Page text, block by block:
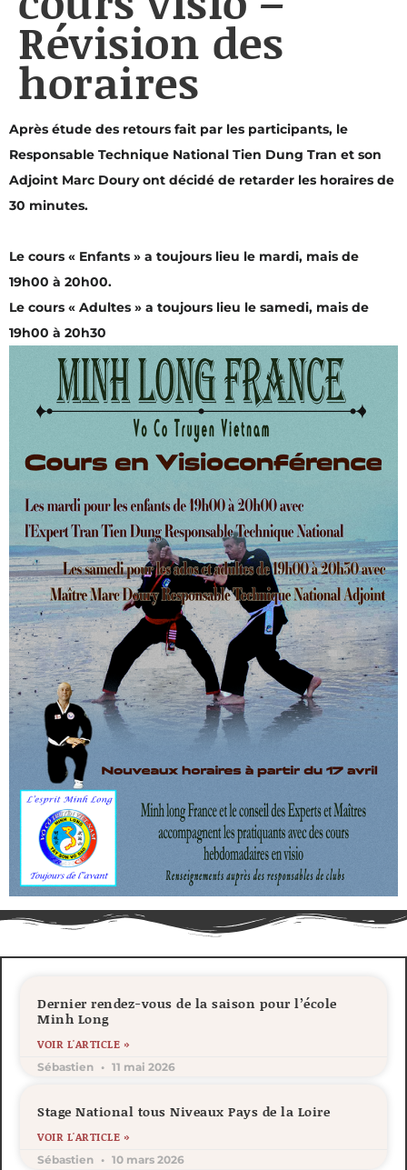
Révision des
horaires
Après étude des retours fait par les participants, le
Responsable Technique National Tien Dung Tran et son
Adjoint Marc Doury ont décidé de retarder les horaires de
30 minutes.
Le cours « Enfants » a toujours lieu le mardi, mais de
19h00 à 20h00.
Le cours « Adultes » a toujours lieu le samedi, mais de
19h00 à 20h30
Dernier rendez-vous de la saison pour l’école
Minh Long
VOIR L'ARTICLE »
Sébastien 11 mai 2026
Stage National tous Niveaux Pays de la Loire
VOIR L'ARTICLE »
Sébastien 10 mars 2026